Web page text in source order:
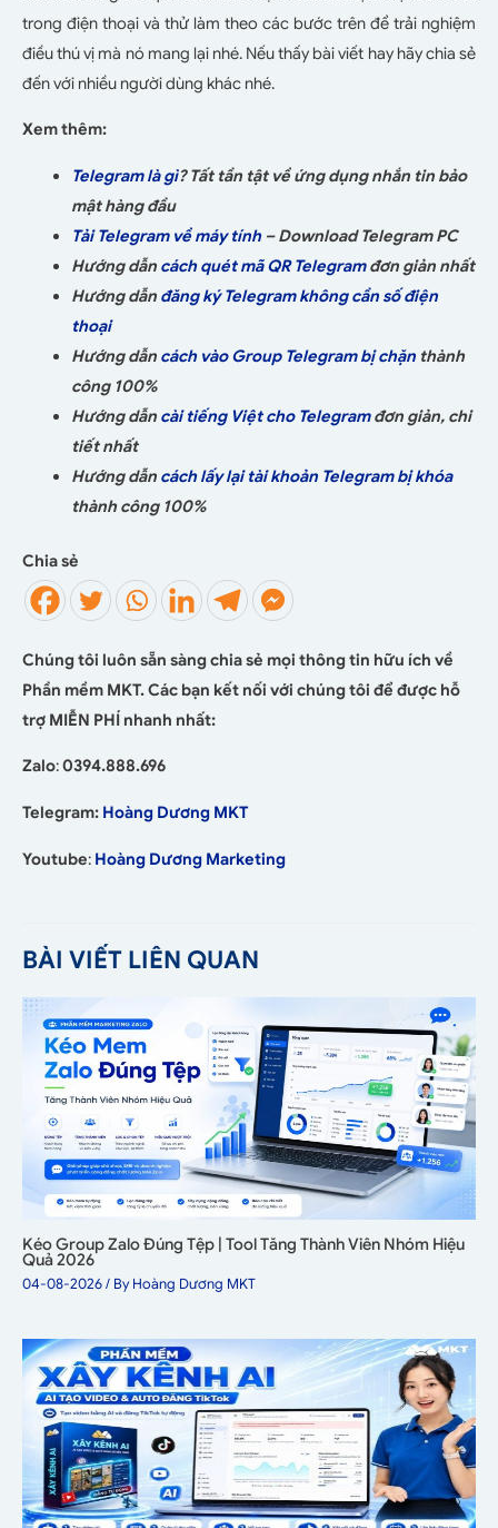
trong điện thoại và thử làm theo các bước trên để trải nghiệm
điều thú vị mà nó mang lại nhé. Nếu thấy bài viết hay hãy chia sẻ
đến với nhiều người dùng khác nhé.
Xem thêm:
Telegram là gì? Tất tần tật về ứng dụng nhắn tin bảo
mật hàng đầu
Tải Telegram về máy tính– Download Telegram PC
Hướng dẫn cách quét mã QR Telegramđơn giản nhất
Hướng dẫn đăng ký Telegram không cần số điện
thoại
Hướng dẫn cách vào Group Telegram bị chặnthành
công 100%
Hướng dẫn cài tiếng Việt cho Telegramđơn giản, chi
tiết nhất
Hướng dẫn cách lấy lại tài khoản Telegram bị khóa
thành công 100%
Chia sẻ
Chúng tôi luôn sẵn sàng chia sẻ mọi thông tin hữu ích về
Phần mềm MKT. Các bạn kết nối với chúng tôi để được hỗ
trợ MIỄN PHÍ nhanh nhất:
Zalo:0394.888.696
Telegram: Hoàng Dương MKT
Youtube: Hoàng Dương Marketing
BÀI VIẾT LIÊN QUAN
Kéo Group Zalo Đúng Tệp | Tool Tăng Thành Viên Nhóm Hiệu
Quả 2026
04-08-2026/ ByHoàng Dương MKT